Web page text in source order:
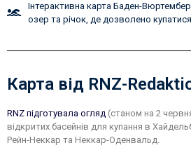
Інтерактивна карта Баден-
озер та річок, де дозволено купатися
Карта від RNZ-
RNZ підготувала огляд (станом на 2
відкритих басейнів для купання в
Рейн-Неккар та Неккар-Оденвальд.